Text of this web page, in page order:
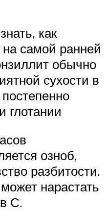
как
на самой ранней
обычно
сухости в
глотании
озноб,
разбитости.
нарастать
С.